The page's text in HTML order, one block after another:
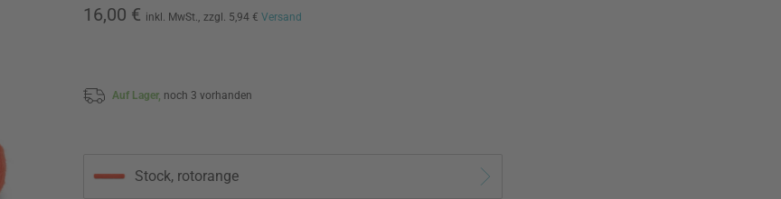
16,00 € inkl. MwSt., zzgl. 5,94 € Versand
Auf Lager, noch 3 vorhanden
Stock, rotorange